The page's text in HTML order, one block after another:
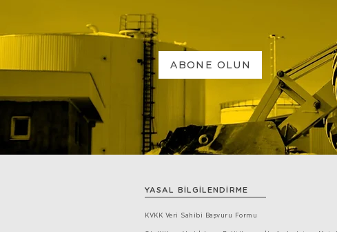
YASAL BİLGİLENDİRME
KVKK Veri Sahibi Başvuru Formu
ABONE OLUN